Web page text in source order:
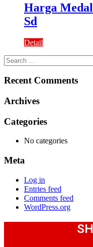
Harga
Sd
Detail
Search
for:
Recent Comments
Archives
Categories
No categories
Meta
Log in
Entries feed
Comments feed
WordPress.org